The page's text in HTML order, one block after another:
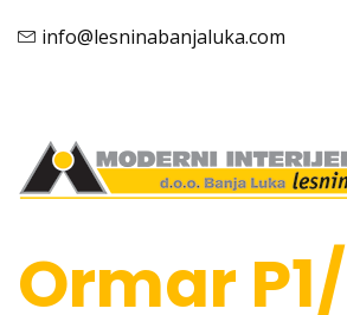
info@lesninabanjaluka.com
Ormar